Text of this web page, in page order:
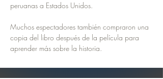
peruanas a Estados Unidos.
Muchos espectadores también compraron una
copia del libro después de la película para
aprender más sobre la historia.